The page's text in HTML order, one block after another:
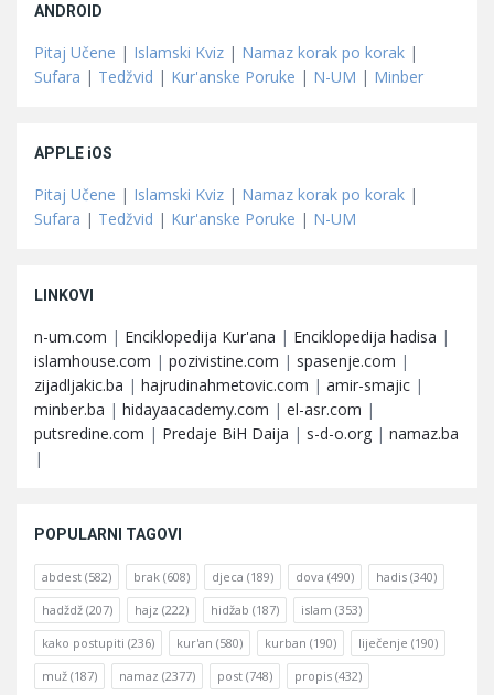
ANDROID
Pitaj Učene | Islamski Kviz | Namaz korak po korak |
Sufara | Tedžvid | Kur'anske Poruke | N-UM | Minber
APPLE iOS
Pitaj Učene | Islamski Kviz | Namaz korak po korak |
Sufara | Tedžvid | Kur'anske Poruke | N-UM
LINKOVI
n-um.com | Enciklopedija Kur'ana | Enciklopedija hadisa |
islamhouse.com | pozivistine.com | spasenje.com |
zijadljakic.ba | hajrudinahmetovic.com | amir-smajic |
minber.ba | hidayaacademy.com | el-asr.com |
putsredine.com | Predaje BiH Daija | s-d-o.org | namaz.ba
|
POPULARNI TAGOVI
abdest (582) brak (608) djeca (189) dova (490) hadis (340)
hadždž (207) hajz (222) hidžab (187) islam (353)
kako postupiti (236) kur'an (580) kurban (190) liječenje (190)
muž (187) namaz (2377) post (748) propis (432)